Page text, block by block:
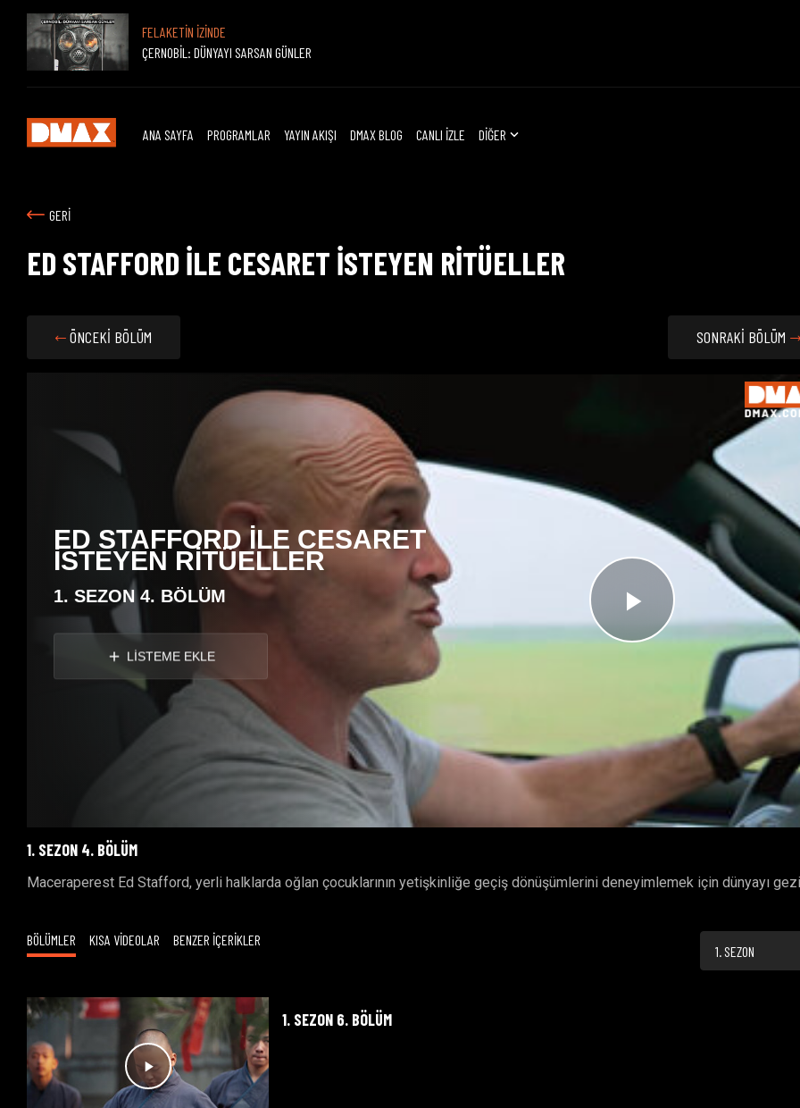
FELAKETİN İZİNDE
ÇERNOBİL: DÜNYAYI SARSAN GÜNLER
ANA SAYFA PROGRAMLAR YAYIN AKIŞI DMAX BLOG CANLI İZLE DİĞER
GERİ
ED STAFFORD İLE CESARET İSTEYEN RİTÜELLER
ÖNCEKİ BÖLÜM SONRAKİ BÖLÜM
Videoyu
Oynat
ED STAFFORD İLE CESARET
İSTEYEN RİTÜELLER
1. SEZON 4. BÖLÜM
LİSTEME EKLE
1. SEZON 4. BÖLÜM
Maceraperest Ed Stafford, yerli halklarda oğlan çocuklarının yetişkinliğe geçiş dönüşümlerini deneyimlemek için dünyayı
BÖLÜMLER KISA VİDEOLAR BENZER İÇERİKLER
1. SEZON
1. SEZON 6. BÖLÜM